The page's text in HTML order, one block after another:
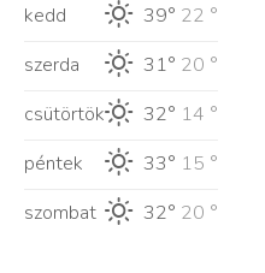
kedd 39° 22 °
szerda
31° 20 °
csütörtök
32° 14 °
péntek
33° 15 °
szombat
32° 20 °